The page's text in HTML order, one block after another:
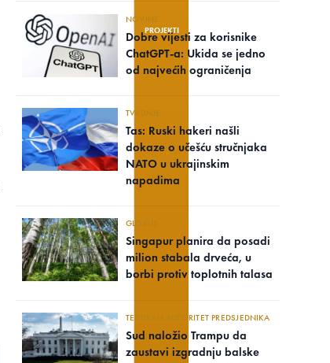
PROJEKTI
NOVINE
Dobre vijesti za korisnike
ChatGPT-a: Ukida se jedno
od najvećih ograničenja
TVRDNJE
Tas: Ruski hakeri našli
dokaze o učešću stručnjaka
NATO u ukrajinskim
napadima
GLOBUS
Singapur planira da posadi
milion stabala drveća, u
borbi protiv toplotnih talasa
TESTIRAN AUTORITET PREDSJEDNIKA
Sud naložio Trampu da
zaustavi izgradnju balske